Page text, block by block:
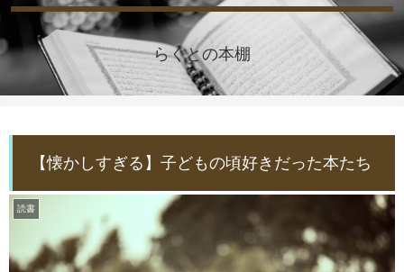
らくとの本棚
【懐かしすぎる】子どもの頃好きだった本たち
読書